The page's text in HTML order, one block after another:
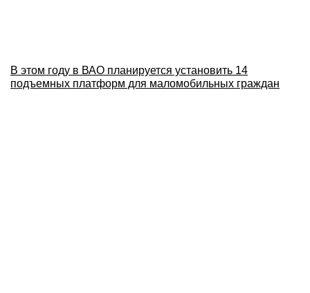
В этом году в ВАО планируется установить 14
подъемных платформ для маломобильных граждан